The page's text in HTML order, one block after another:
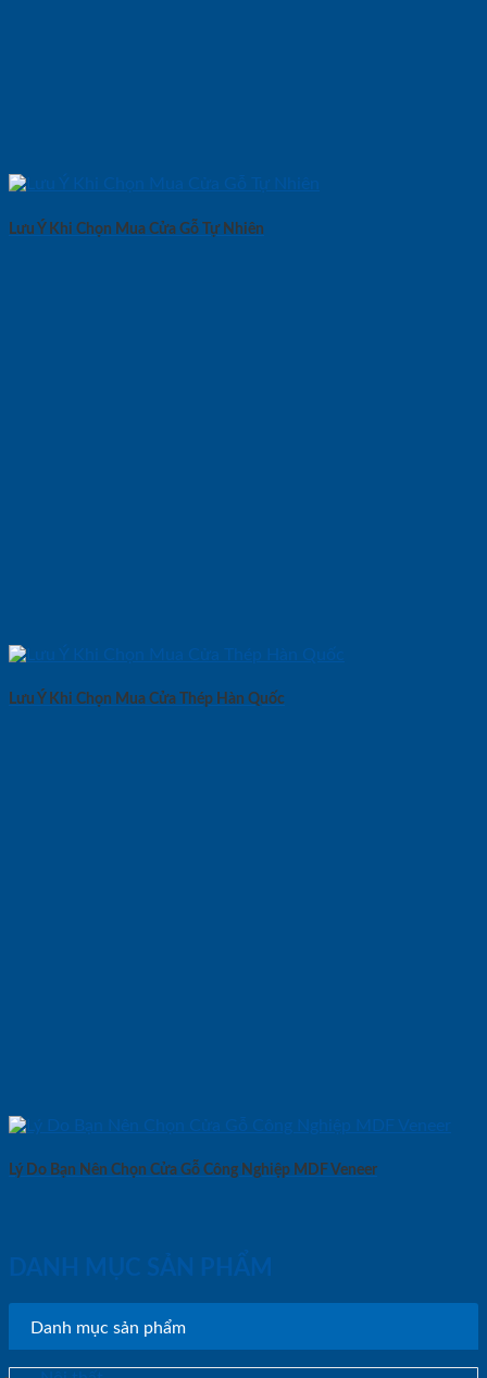
Lưu Ý Khi Chọn Mua Cửa Gỗ Tự Nhiên
Lưu Ý Khi Chọn Mua Cửa Thép Hàn Quốc
Lý Do Bạn Nên Chọn Cửa Gỗ Công Nghiệp MDF Veneer
DANH MỤC SẢN PHẨM
Danh mục sản phẩm